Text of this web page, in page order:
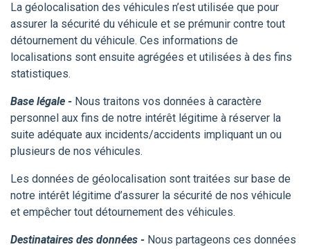
La géolocalisation des véhicules n’est utilisée que pour
assurer la sécurité du véhicule et se prémunir contre tout
détournement du véhicule. Ces informations de
localisations sont ensuite agrégées et utilisées à des fins
statistiques.
Base légale - Nous traitons vos données à caractère
personnel aux fins de notre intérêt légitime à réserver la
suite adéquate aux incidents/accidents impliquant un ou
plusieurs de nos véhicules.
Les données de géolocalisation sont traitées sur base de
notre intérêt légitime d’assurer la sécurité de nos véhicule
et empêcher tout détournement des véhicules.
Destinataires des données - Nous partageons ces données